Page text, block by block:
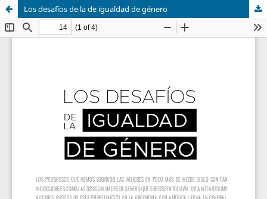
Los desafíos de la de igualdad de género